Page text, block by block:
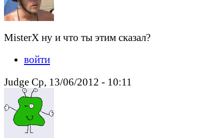
MisterX ну и что ты этим сказал?
войти
Judge Ср, 13/06/2012 - 10:11